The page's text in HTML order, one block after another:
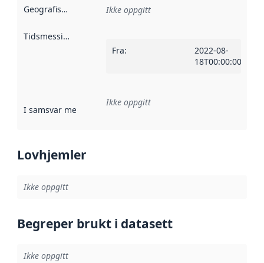
Geografisk avgrensning :
Ikke oppgitt
Tidsmessig avgrensning
Fra:
2022-08-
18T00:00:00Z
I samsvar med Referanse til en implementasjonsregel
Ikke oppgitt
Lovhjemler
Ikke oppgitt
Begreper brukt i datasett
Ikke oppgitt